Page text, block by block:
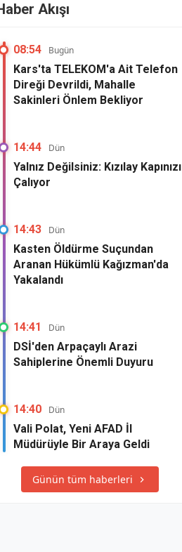
Akışı
08:54 Bugün
Kars'ta TELEKOM'a Ait Telefon
Direği Devrildi, Mahalle
Sakinleri Önlem Bekliyor
14:44 Dün
Yalnız Değilsiniz: Kızılay Kapınızı
Çalıyor
14:43 Dün
Kasten Öldürme Suçundan
Aranan Hükümlü Kağızman'da
Yakalandı
14:41 Dün
DSİ'den Arpaçaylı Arazi
Sahiplerine Önemli Duyuru
14:40 Dün
Vali Polat, Yeni AFAD İl
Müdürüyle Bir Araya Geldi
Günün tüm haberleri